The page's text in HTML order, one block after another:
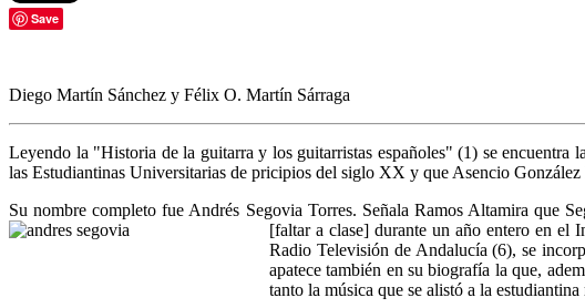
Save
Diego Martín Sánchez y Félix O. Martín Sárraga
Leyendo la "Historia de la guitarra y los guitarristas españoles" (1) se
las Estudiantinas Universitarias de pricipios del siglo XX y que Asencio González
Su nombre completo fue Andrés Segovia Torres. Señala Ramos Altamira que
[faltar a clase] durante un año entero en el
Radio Televisión de Andalucía (6), se
apatece también en su biografía la que,
tanto la música que se alistó a la